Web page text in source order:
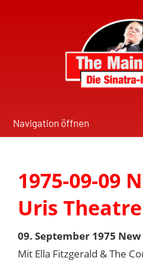
Navigation öffnen
1975-09-09
Uris Theatre
09. September 1975
Mit Ella Fitzgerald & The